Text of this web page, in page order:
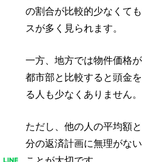
の割合が比較的少なくて
スが多く見られます。
一方、地方では物件価格
都市部と比較すると頭金
る人も少なくありません。
ただし、他の人の平均額
分の返済計画に無理がな